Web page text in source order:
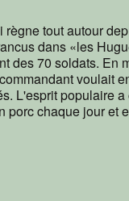
tout autour
dans «les
des 70 soldats. En
voulait
L'esprit populaire
chaque jour et